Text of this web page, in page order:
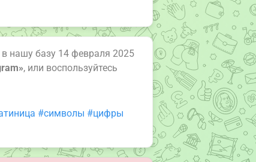
в нашу базу 14 февраля 2025
, или воспользуйтесь
#символы #цифры